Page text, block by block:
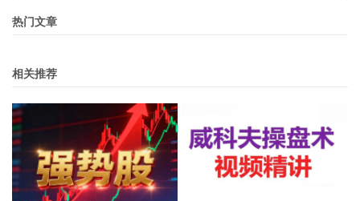
热门文章
相关推荐